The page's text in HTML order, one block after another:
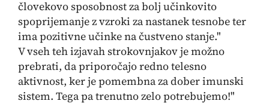
človekovo sposobnost za bolj učinkovito
spoprijemanje z vzroki za nastanek tesnobe ter
ima pozitivne učinke na čustveno stanje."
V vseh teh izjavah strokovnjakov je možno
prebrati, da priporočajo redno telesno
aktivnost, ker je pomembna za dober imunski
sistem. Tega pa trenutno zelo potrebujemo!"